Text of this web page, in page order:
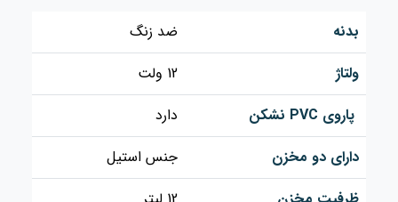
بدنه
ضد زنگ
ولتاژ
12 ولت
پاروی PVC نشکن
دارد
دارای دو مخزن
جنس استیل